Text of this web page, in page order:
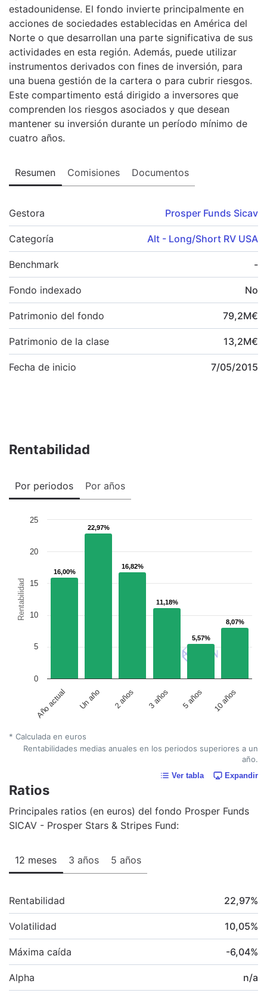
estadounidense. El fondo invierte principalmente en
acciones de sociedades establecidas en América del
Norte o que desarrollan una parte significativa de sus
actividades en esta región. Además, puede utilizar
instrumentos derivados con fines de inversión, para
una buena gestión de la cartera o para cubrir riesgos.
Este compartimento está dirigido a inversores que
comprenden los riesgos asociados y que desean
mantener su inversión durante un período mínimo de
cuatro años.
Resumen Comisiones Documentos
Gestora Prosper Funds Sicav
Categoría Alt - Long/Short RV USA
Benchmark -
Fondo indexado No
Patrimonio del fondo 79,2M€
Patrimonio de la clase 13,2M€
Fecha de inicio 7/05/2015
Rentabilidad
Por periodos Por años
Rentabilidad
16,00%
16,00%
22,97%
22,97%
16,82%
16,82%
11,18%
11,18%
5,57%
5,57%
8,07%
8,07%
Año actual Un año 2 años 3 años 5 años 10 años
0
5
10
15
20
25
* Calculada en euros
Rentabilidades medias anuales en los periodos superiores a un
año.
Ver tabla Expandir
Ratios
Principales ratios (en euros) del fondo Prosper Funds
SICAV - Prosper Stars & Stripes Fund:
12 meses 3 años 5 años
Rentabilidad 22,97%
Volatilidad 10,05%
Máxima caída -6,04%
Alpha n/a